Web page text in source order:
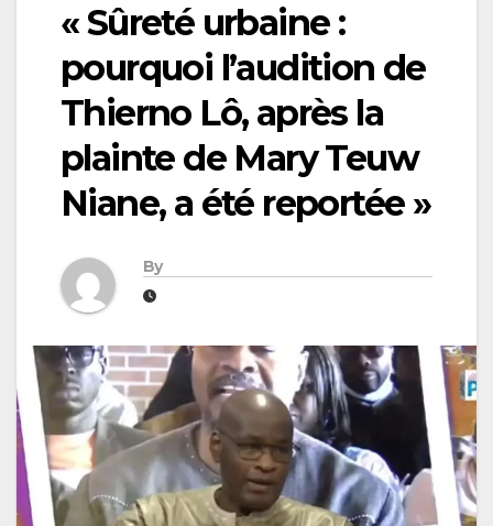
« Sûreté urbaine :
pourquoi l’audition de
Thierno Lô, après la
plainte de Mary Teuw
Niane, a été reportée »
By